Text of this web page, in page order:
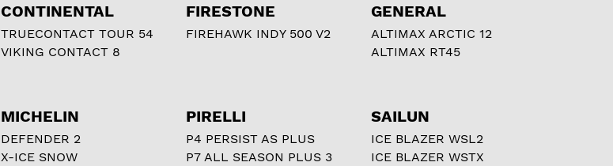
CONTINENTAL
TRUECONTACT TOUR 54
VIKING CONTACT 8
FIRESTONE
FIREHAWK INDY 500 V2
GENERAL
ALTIMAX ARCTIC 12
ALTIMAX RT45
MICHELIN
DEFENDER 2
X-ICE SNOW
PIRELLI
P4 PERSIST AS PLUS
P7 ALL SEASON PLUS 3
SAILUN
ICE BLAZER WSL2
ICE BLAZER WSTX